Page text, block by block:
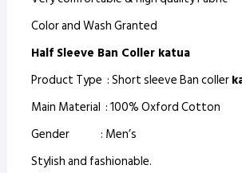
Color and Wash Granted
Half Sleeve Ban Coller katua
Product Type : Short sleeve Ban coller
Main Material : 100% Oxford Cotton
Gender : Men’s
Stylish and fashionable.